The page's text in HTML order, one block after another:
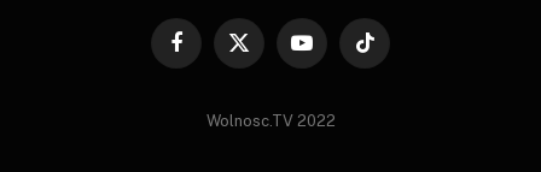
Facebook
X
YouTubeTikTok
Wolnosc.TV 2022